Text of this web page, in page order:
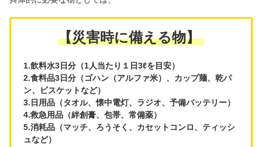
【災害時に備える物】
1.飲料水3日分（1人当たり１日3ℓを目安）
2.食料品3日分（ゴハン（アルファ米）、カップ麺、乾パ
ン、ビスケットなど）
3.日用品（タオル、懐中電灯、ラジオ、予備バッテリー）
4.救急用品（絆創膏、包帯、常備薬）
5.消耗品（マッチ、ろうそく、カセットコンロ、ティッシ
ュなど）